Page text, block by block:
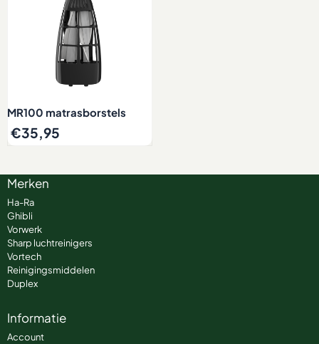
MR100 matrasborstels
€35,95
Merken
Ha-Ra
Ghibli
Vorwerk
Sharp luchtreinigers
Vortech
Reinigingsmiddelen
Duplex
Informatie
Account